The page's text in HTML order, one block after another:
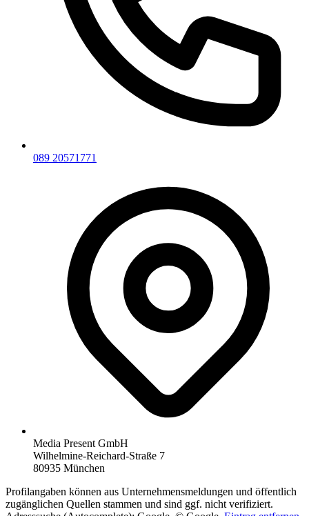
089 20571771
Media Present GmbH
Wilhelmine-Reichard-Straße 7
80935 München
Profilangaben können aus Unternehmensmeldungen und öffentlich
zugänglichen Quellen stammen und sind ggf. nicht verifiziert.